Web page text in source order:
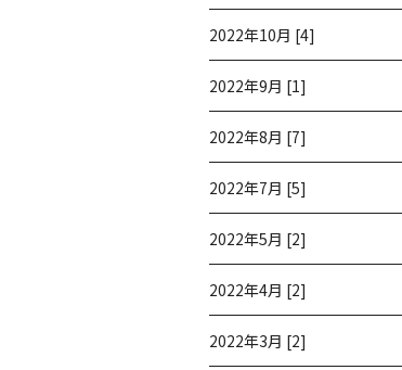
2022年10月 [4]
2022年9月 [1]
2022年8月 [7]
2022年7月 [5]
2022年5月 [2]
2022年4月 [2]
2022年3月 [2]